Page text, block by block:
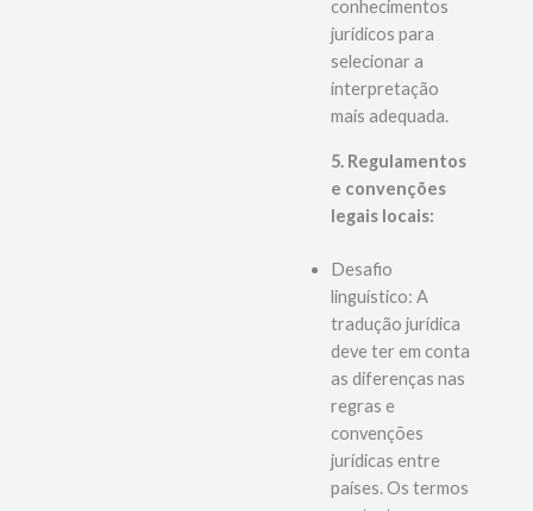
discernimento e
conhecimentos
jurídicos para
selecionar a
interpretação
mais adequada.
5. Regulamentos
e convenções
Desafio
linguístico: A
tradução jurídica
deve ter em conta
as diferenças nas
regras e
convenções
jurídicas entre